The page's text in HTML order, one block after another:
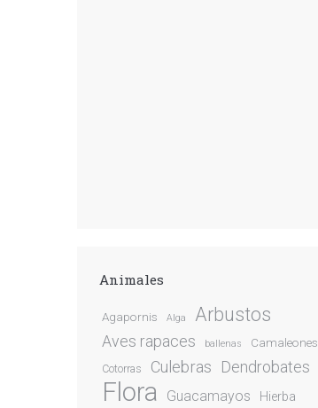
Animales
Agapornis Alga Arbustos
Aves rapaces ballenas Camaleones
Cotorras Culebras Dendrobates
Flora Guacamayos Hierba